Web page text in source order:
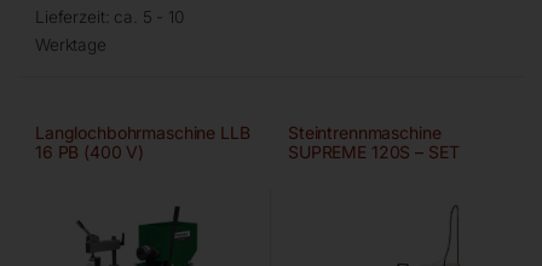
Lieferzeit: ca. 5 - 10
Werktage
Langlochbohrmaschine LLB
16 PB (400 V)
Steintrennmaschine
SUPREME 120S – SET